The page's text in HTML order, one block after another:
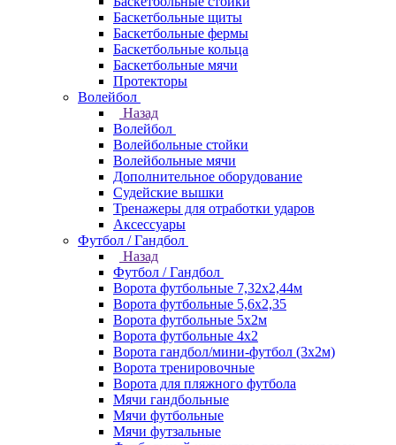
Баскетбольные щиты
Баскетбольные фермы
Баскетбольные кольца
Баскетбольные мячи
Протекторы
Волейбол
Назад
Волейбол
Волейбольные стойки
Волейбольные мячи
Дополнительное оборудование
Судейские вышки
Тренажеры для отработки ударов
Аксессуары
Футбол / Гандбол
Назад
Футбол / Гандбол
Ворота футбольные 7,32х2,44м
Ворота футбольные 5,6х2,35
Ворота футбольные 5х2м
Ворота футбольные 4х2
Ворота гандбол/мини-футбол (3х2м)
Ворота тренировочные
Ворота для пляжного футбола
Мячи гандбольные
Мячи футбольные
Мячи футзальные